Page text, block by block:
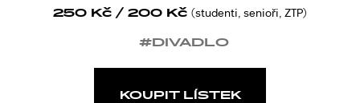
250 Kč / 200 Kč (studenti, senioři, ZTP)
#DIVADLO
KOUPIT LÍSTEK